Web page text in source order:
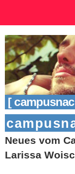
[
Neues vom
Larissa